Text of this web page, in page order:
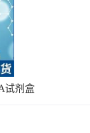
试剂盒